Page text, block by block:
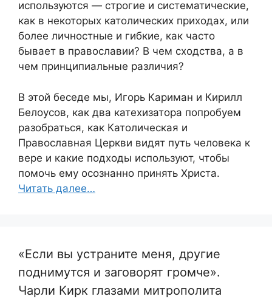
используются — строгие и систематические,
как в некоторых католических приходах, или
более личностные и гибкие, как часто
бывает в православии? В чем сходства, а в
чем принципиальные различия?
В этой беседе мы, Игорь Кариман и Кирилл
Белоусов, как два катехизатора попробуем
разобраться, как Католическая и
Православная Церкви видят путь человека к
вере и какие подходы используют, чтобы
помочь ему осознанно принять Христа.
Читать далее…
«Если вы устраните меня, другие
поднимутся и заговорят громче».
Чарли Кирк глазами митрополита